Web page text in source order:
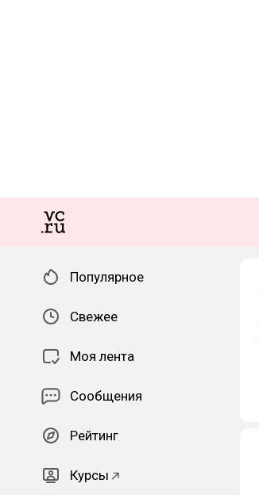
Популярное
Свежее
Моя лента
Сообщения
Рейтинг
Курсы